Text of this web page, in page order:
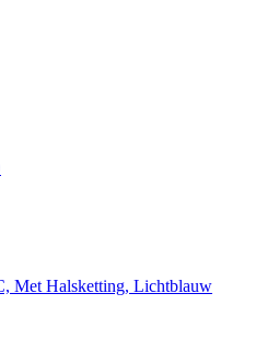
Met Halsketting, Lichtblauw